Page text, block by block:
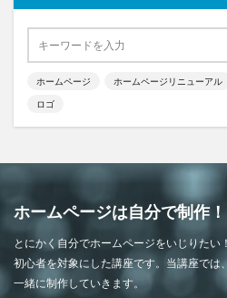
ホームページ ホームページリニューアル
ロゴ
ホームページは自分で制作！
とにかく自分でホームページをいじりた
初心者を対象にした講座です。当講座では
一緒に制作していきます。